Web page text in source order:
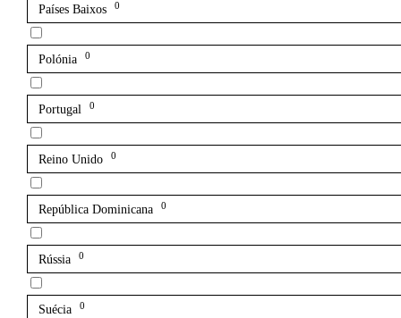
Países Baixos 0
Polónia 0
Portugal 0
Reino Unido 0
República Dominicana 0
Rússia 0
Suécia 0